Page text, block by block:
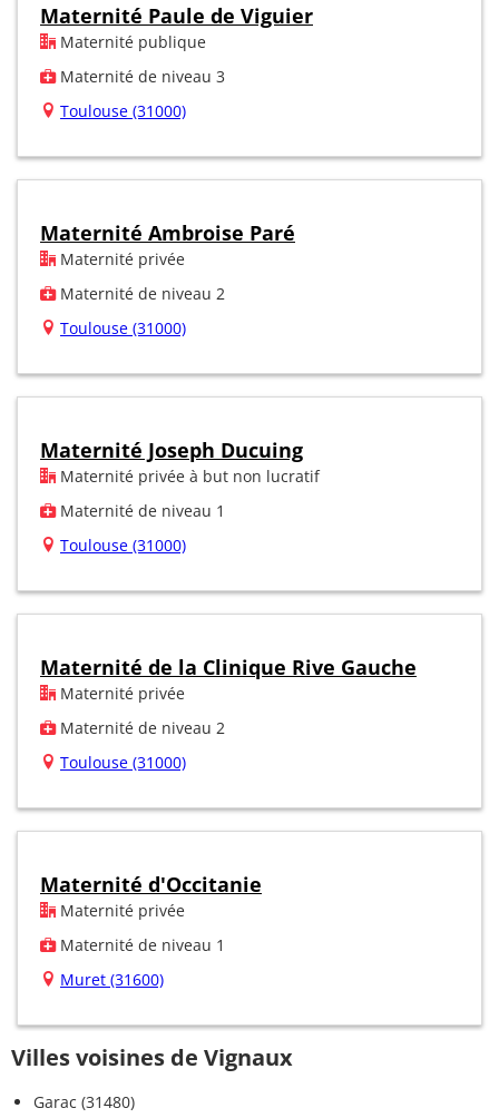
Maternité Paule de Viguier
Maternité publique
Maternité de niveau 3
Toulouse (31000)
Maternité Ambroise Paré
Maternité privée
Maternité de niveau 2
Toulouse (31000)
Maternité Joseph Ducuing
Maternité privée à but non lucratif
Maternité de niveau 1
Toulouse (31000)
Maternité de la Clinique Rive Gauche
Maternité privée
Maternité de niveau 2
Toulouse (31000)
Maternité d'Occitanie
Maternité privée
Maternité de niveau 1
Muret (31600)
Villes voisines de Vignaux
Garac (31480)